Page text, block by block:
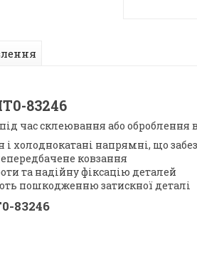
83246
час склеювання або оброблення
холоднокатані напрямні, що
ковзання
та надійну фіксацію деталей
пошкодженню затискної деталі
83246